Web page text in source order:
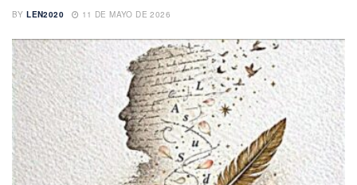
BY LEN2020 11 DE MAYO DE 2026